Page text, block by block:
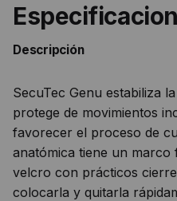
Descripción
SecuTec Genu estabiliza
protege de movimientos
favorecer el proceso de
anatómica tiene un
velcro con prácticos
colocarla y quitarla